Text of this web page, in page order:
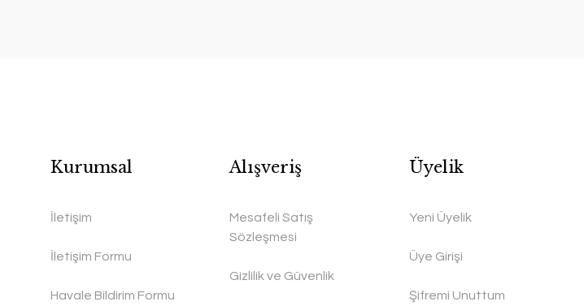
Kurumsal
İletişim
İletişim Formu
Havale Bildirim Formu
Alışveriş
Mesafeli Satış
Sözleşmesi
Gizlilik ve Güvenlik
Üyelik
Yeni Üyelik
Üye Girişi
Şifremi Unuttum